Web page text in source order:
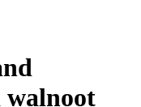
walnoot